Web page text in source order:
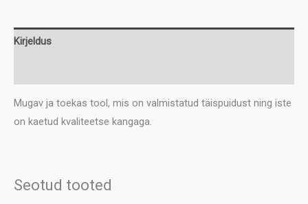
Kirjeldus
Mugav ja toekas tool, mis on valmistatud täispuidust ning iste
on kaetud kvaliteetse kangaga.
Seotud tooted